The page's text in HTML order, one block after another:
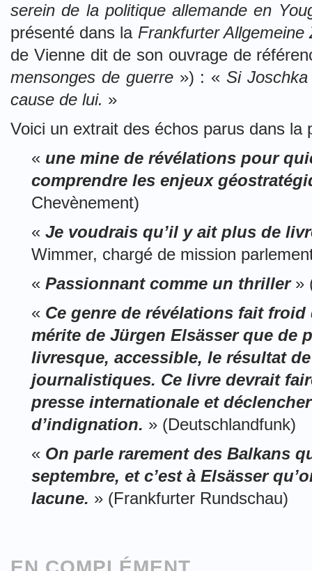
serein de la politique allemande en
présenté dans la Frankfurter Allgemeine
de Vienne dit de son ouvrage de
mensonges de guerre») : «Si
cause de lui. »
Voici un extrait des échos parus dans la
« une mine de révélations pour
comprendre les enjeux
Chevènement)
« Je voudrais qu’il y ait plus de
Wimmer, chargé de mission
« Passionnant comme un thriller»
« Ce genre de révélations fait froid
mérite de Jürgen Elsässer que de
livresque, accessible, le résultat
journalistiques. Ce livre devrait
presse internationale et
d’indignation. » (Deutschlandfunk)
« On parle rarement des Balkans
septembre, et c’est à Elsässer
lacune. » (Frankfurter Rundschau)